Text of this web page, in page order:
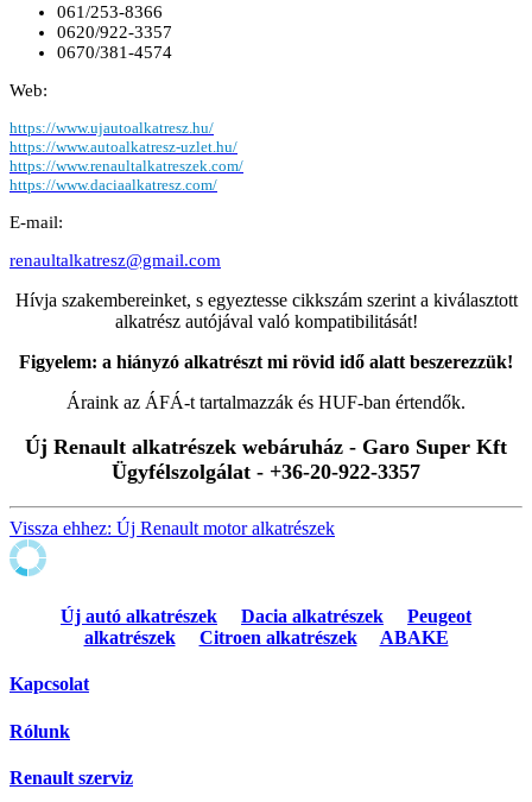
061/253-8366
0620/922-3357
0670/381-4574
Web:
https://www.ujautoalkatresz.hu/
https://www.autoalkatresz-uzlet.hu/
https://www.renaultalkatreszek.com/
https://www.daciaalkatresz.com/
E-mail:
renaultalkatresz@gmail.com
Hívja szakembereinket, s egyeztesse cikkszám szerint a kiválasztott
alkatrész autójával való kompatibilitását!
Figyelem: a hiányzó alkatrészt mi rövid idő alatt beszerezzük!
Áraink az ÁFÁ-t tartalmazzák és HUF-ban értendők.
Új Renault alkatrészek webáruház - Garo Super Kft
Ügyfélszolgálat - +36-20-922-3357
Vissza ehhez: Új Renault motor alkatrészek
Új autó alkatrészek Dacia alkatrészek
Peugeot
alkatrészek
Citroen alkatrészek ABAKE
Kapcsolat
Rólunk
Renault szerviz